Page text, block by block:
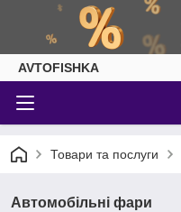
AVTOFISHKA
Товари та послуги
Автомобільні фари